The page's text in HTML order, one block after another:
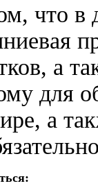
что в
а
для
а